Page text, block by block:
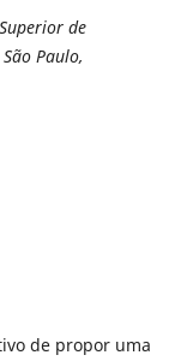
de
Paulo,
de propor uma